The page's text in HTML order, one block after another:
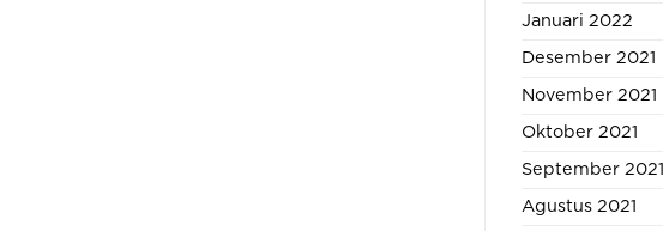
Januari 2022
Desember 2021
November 2021
Oktober 2021
September 2021
Agustus 2021